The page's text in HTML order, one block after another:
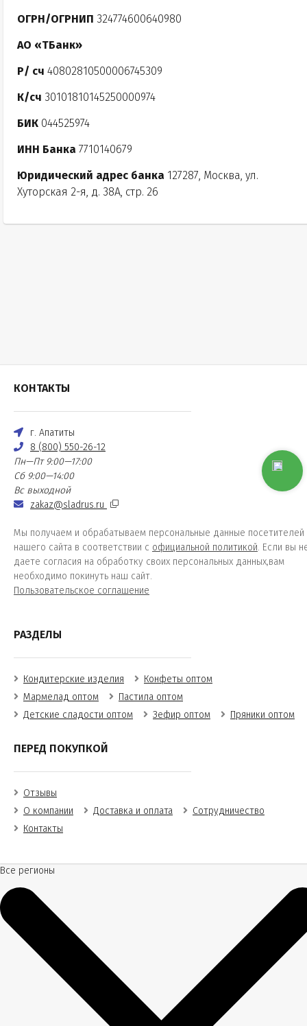
ОГРН/ОГРНИП 324774600640980
АО «ТБанк»
Р/ сч 40802810500006745309
К/сч 30101810145250000974
БИК 044525974
ИНН Банка 7710140679
Юридический адрес банка 127287, Москва, ул.
Хуторская 2-я, д. 38А, стр. 26
КОНТАКТЫ
г. Апатиты
8 (800) 550-26-12
Пн—Пт 9:00—17:00
Сб 9:00—14:00
Вс выходной
zakaz@sladrus.ru
Мы получаем и обрабатываем персональные данные посетителей
нашего сайта в соответствии с официальной политикой. Если вы
даете согласия на обработку своих персональных данных,вам
необходимо покинуть наш сайт.
Пользовательское соглашение
РАЗДЕЛЫ
Кондитерские изделия
Конфеты оптом
Мармелад оптом
Пастила оптом
Детские сладости оптом
Зефир оптом Пряники оптом
ПЕРЕД ПОКУПКОЙ
Отзывы
О компании
Доставка и оплата
Сотрудничество
Контакты
Все регионы